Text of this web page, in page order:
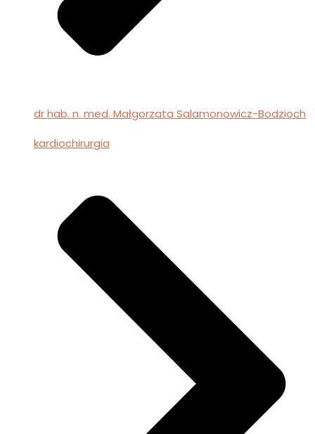
dr hab. n. med. Małgorzata Salamonowicz-Bodzioch
kardiochirurgia